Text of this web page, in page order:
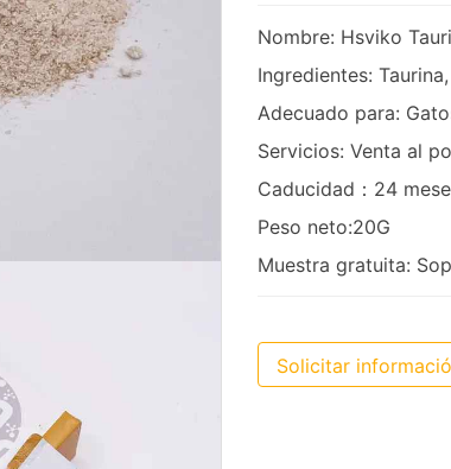
Nombre: Hsviko
Ingredientes:
Adecuado para:
Servicios: Venta al
Caducidad：24
Peso neto:20G
Muestra gratuita:
Solicitar